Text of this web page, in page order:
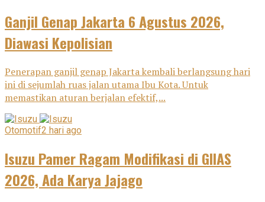
Ganjil Genap Jakarta 6 Agustus 2026,
Diawasi Kepolisian
Penerapan ganjil genap Jakarta kembali berlangsung hari
ini di sejumlah ruas jalan utama Ibu Kota. Untuk
memastikan aturan berjalan efektif,...
Otomotif2 hari ago
Isuzu Pamer Ragam Modifikasi di GIIAS
2026, Ada Karya Jajago